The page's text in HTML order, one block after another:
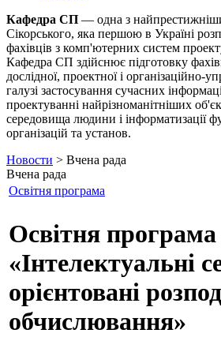
Кафедра СП — одна з
Сікорського, яка першою в Україні
фахівців з комп'ютерних систем
Кафедра СП здійснює підготовку
дослідної, проектної і організаційно-
галузі застосування сучасних
проектуванні найрізноманітніших
середовища людини і інформатизації
організацій та установ.
Новости > Вчена рада
Вчена рада
Освітня програма
Освітня програма
«Інтелектуальні
орієнтовані
обчислювання»